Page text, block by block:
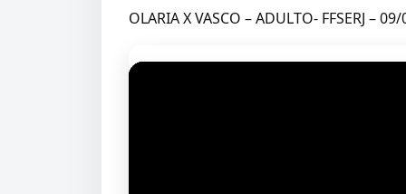
OLARIA X VASCO – ADULTO- FFSERJ –